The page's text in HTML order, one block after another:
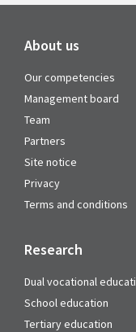
About us
Our competencies
Management board
Team
Partners
Site notice
Privacy
Terms and conditions
Research
Dual vocational
School education
Tertiary education